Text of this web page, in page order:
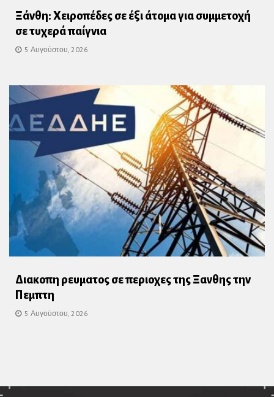
Ξάνθη: Χειροπέδες σε έξι άτομα για συμμετοχή
σε τυχερά παίγνια
5 Αυγούστου, 2026
Διακοπη ρευματος σε περιοχες της Ξανθης την
Πεμπτη
5 Αυγούστου, 2026